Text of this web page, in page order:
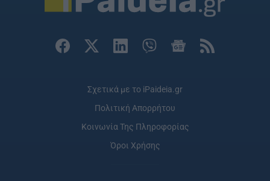
Σχετικά με το iPaideia.gr
Πολιτική Απορρήτου
Κοινωνία Της Πληροφορίας
Όροι Χρήσης